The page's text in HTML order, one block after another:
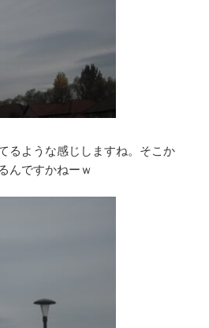
るような感じしますね。そこか
んですかねーｗ